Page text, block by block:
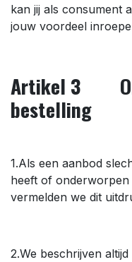
kan jij als consument
jouw voordeel
Artikel 3
bestelling
1.Als een aanbod
heeft of onderworpen
vermelden we dit
2.We beschrijven